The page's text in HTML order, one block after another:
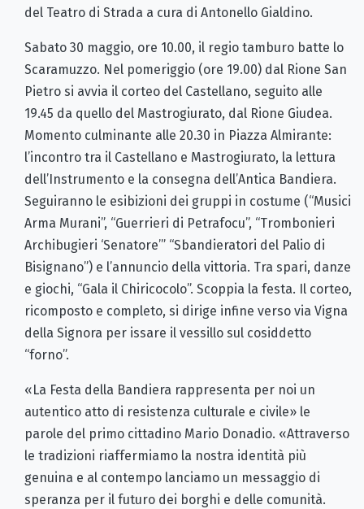
del Teatro di Strada a cura di Antonello Gialdino.
Sabato 30 maggio, ore 10.00, il regio tamburo batte lo
Scaramuzzo. Nel pomeriggio (ore 19.00) dal Rione San
Pietro si avvia il corteo del Castellano, seguito alle
19.45 da quello del Mastrogiurato, dal Rione Giudea.
Momento culminante alle 20.30 in Piazza Almirante:
l’incontro tra il Castellano e Mastrogiurato, la lettura
dell’Instrumento e la consegna dell’Antica Bandiera.
Seguiranno le esibizioni dei gruppi in costume (“Musici
Arma Murani”, “Guerrieri di Petrafocu”, “Trombonieri
Archibugieri ‘Senatore’” “Sbandieratori del Palio di
Bisignano”) e l’annuncio della vittoria. Tra spari, danze
e giochi, “Gala il Chiricocolo”. Scoppia la festa. Il corteo,
ricomposto e completo, si dirige infine verso via Vigna
della Signora per issare il vessillo sul cosiddetto
“forno”.
«La Festa della Bandiera rappresenta per noi un
autentico atto di resistenza culturale e civile» le
parole del primo cittadino Mario Donadio. «Attraverso
le tradizioni riaffermiamo la nostra identità più
genuina e al contempo lanciamo un messaggio di
speranza per il futuro dei borghi e delle comunità.